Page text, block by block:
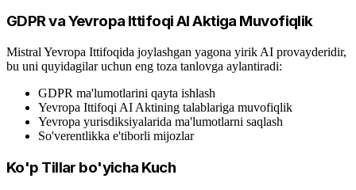
GDPR va Yevropa Ittifoqi AI Aktiga Muvofiqlik
Mistral Yevropa Ittifoqida joylashgan yagona yirik AI provayderidir,
bu uni quyidagilar uchun eng toza tanlovga aylantiradi:
GDPR ma'lumotlarini qayta ishlash
Yevropa Ittifoqi AI Aktining talablariga muvofiqlik
Yevropa yurisdiksiyalarida ma'lumotlarni saqlash
So'verentlikka e'tiborli mijozlar
Ko'p Tillar bo'yicha Kuch